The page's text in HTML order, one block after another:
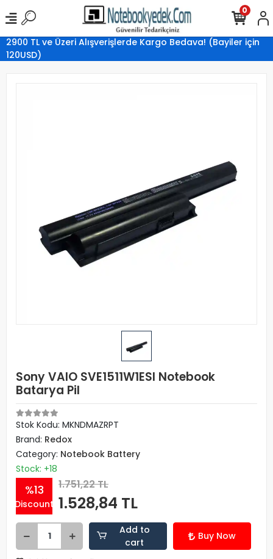
2900 TL ve Üzeri Alışverişlerde Kargo Bedava! (Bayiler için
120USD)
0
Sony VAIO SVE1511W1ESI Notebook
Batarya Pil
Stok Kodu: MKNDMAZRPT
Brand: Redox
Category: Notebook Battery
Stock: +18
%13
Discount
1.751,22 TL
1.528,84 TL
Add to
cart
Buy Now